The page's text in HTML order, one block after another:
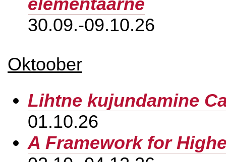
30.09.-09.10.26
Oktoober
Lihtne kujundamine
01.10.26
A Framework for